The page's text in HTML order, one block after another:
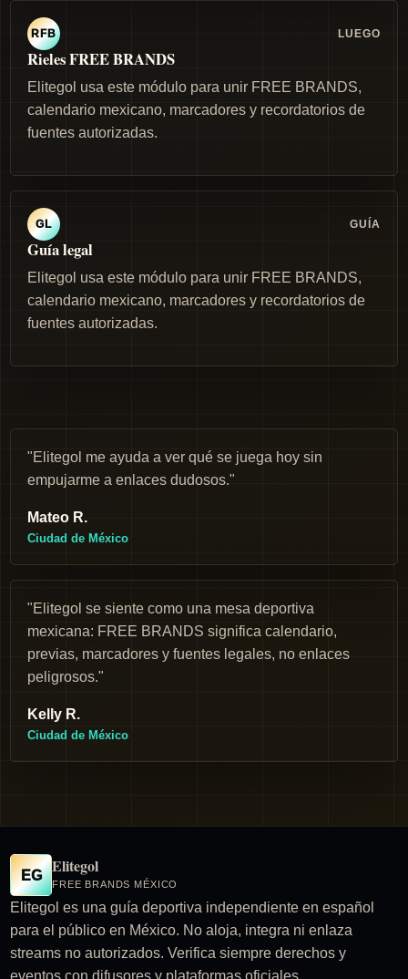
RFB LUEGO
Rieles FREE BRANDS
Elitegol usa este módulo para unir FREE BRANDS,
calendario mexicano, marcadores y recordatorios de
fuentes autorizadas.
GL GUÍA
Guía legal
Elitegol usa este módulo para unir FREE BRANDS,
calendario mexicano, marcadores y recordatorios de
fuentes autorizadas.
"Elitegol me ayuda a ver qué se juega hoy sin
empujarme a enlaces dudosos."
Mateo R.
Ciudad de México
"Elitegol se siente como una mesa deportiva
mexicana: FREE BRANDS significa calendario,
previas, marcadores y fuentes legales, no enlaces
peligrosos."
Kelly R.
Ciudad de México
EG Elitegol
FREE BRANDS MÉXICO
Elitegol es una guía deportiva independiente en español
para el público en México. No aloja, integra ni enlaza
streams no autorizados. Verifica siempre derechos y
eventos con difusores y plataformas oficiales.